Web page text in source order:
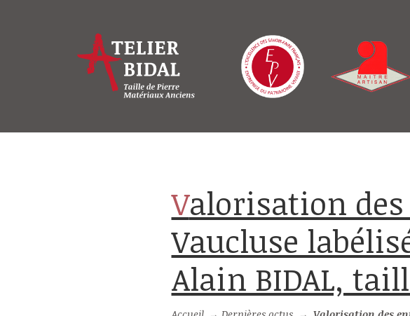
Valorisation des entreprises du
Vaucluse
Alain BIDAL,